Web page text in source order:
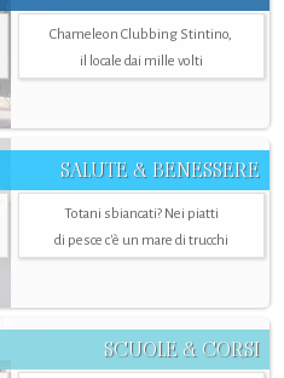
Chameleon Clubbing Stintino,
il locale dai mille volti
SALUTE & BENESSERE
Totani sbiancati? Nei piatti
di pesce c'è un mare di trucchi
SCUOLE & CORSI